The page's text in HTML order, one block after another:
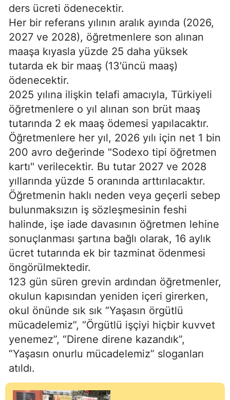
ders ücreti ödenecektir.
Her bir referans yılının aralık ayında (2026,
2027 ve 2028), öğretmenlere son alınan
maaşa kıyasla yüzde 25 daha yüksek
tutarda ek bir maaş (13'üncü maaş)
ödenecektir.
2025 yılına ilişkin telafi amacıyla, Türkiyeli
öğretmenlere o yıl alınan son brüt maaş
tutarında 2 ek maaş ödemesi yapılacaktır.
Öğretmenlere her yıl, 2026 yılı için net 1 bin
200 avro değerinde "Sodexo tipi öğretmen
kartı" verilecektir. Bu tutar 2027 ve 2028
yıllarında yüzde 5 oranında arttırılacaktır.
Öğretmenin haklı neden veya geçerli sebep
bulunmaksızın iş sözleşmesinin feshi
halinde, işe iade davasının öğretmen lehine
sonuçlanması şartına bağlı olarak, 16 aylık
ücret tutarında ek bir tazminat ödenmesi
öngörülmektedir.
123 gün süren grevin ardından öğretmenler,
okulun kapısından yeniden içeri girerken,
okul önünde sık sık “Yaşasın örgütlü
mücadelemiz”, “Örgütlü işçiyi hiçbir kuvvet
yenemez”, “Direne direne kazandık”,
“Yaşasın onurlu mücadelemiz” sloganları
atıldı.